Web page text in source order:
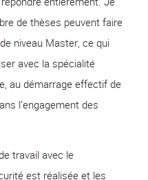
de thèses peuvent faire
niveau Master, ce qui
avec la spécialité
au démarrage effectif de
l’engagement des
travail avec le
est réalisée et les